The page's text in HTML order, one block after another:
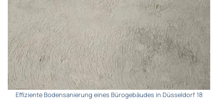
Effiziente Bodensanierung eines Bürogebäudes in Düsseldorf 18